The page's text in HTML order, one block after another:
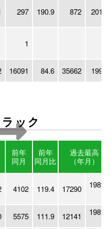
297 190.9 872 2018/
1
16091 84.6 35662 1991/
ック
前年
同月
前年
同月比
過去最高
（年月）
4102 119.4 17290
1989/
5575 111.9 12141
1989/